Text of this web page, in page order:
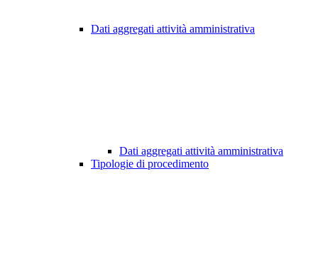
Dati aggregati attività amministrativa
Dati aggregati attività amministrativa
Tipologie di procedimento